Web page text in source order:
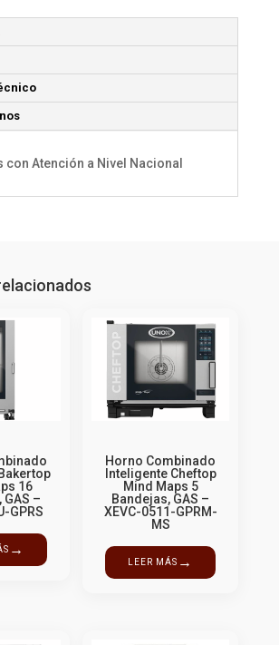
con Atención a Nivel Nacional
16
GAS –
GPRS
→
Horno Combinado
Inteligente Cheftop
Mind Maps 5
Bandejas, GAS –
XEVC-0511-GPRM-
MS
LEER MÁS →